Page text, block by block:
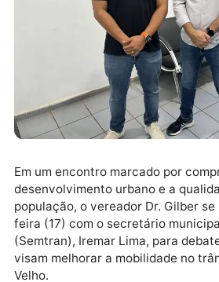
Em um encontro marcado por
desenvolvimento urbano e a